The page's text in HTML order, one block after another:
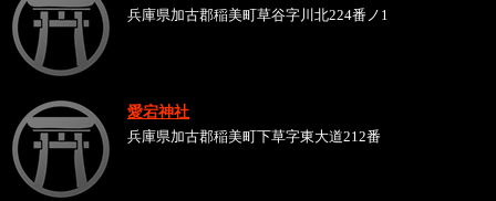
兵庫県加古郡稲美町草谷字川北224番ノ1
愛宕神社
兵庫県加古郡稲美町下草字東大道212番